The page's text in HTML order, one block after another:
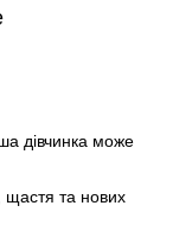
дівчинка може
щастя та нових